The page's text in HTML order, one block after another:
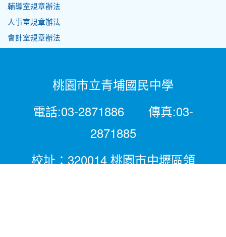
輔導室規章辦法
人事室規章辦法
會計室規章辦法
桃園市立青埔國民中學
電話:03-2871886 傳真:03-
2871885
校址：320014 桃園市中壢區領